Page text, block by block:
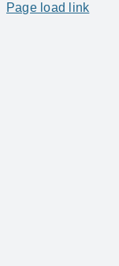
Page load link